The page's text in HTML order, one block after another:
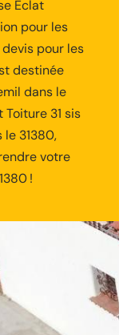
Éclat
pour les
pour les
destinée
dans le
Toiture 31 sis
le 31380,
votre
!